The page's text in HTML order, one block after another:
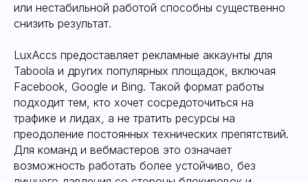
или нестабильной работой способны существенно
снизить результат.
LuxAccs предоставляет рекламные аккаунты для
Taboola и других популярных площадок, включая
Facebook, Google и Bing. Такой формат работы
подходит тем, кто хочет сосредоточиться на
трафике и лидах, а не тратить ресурсы на
преодоление постоянных технических препятствий.
Для команд и вебмастеров это означает
возможность работать более устойчиво, без